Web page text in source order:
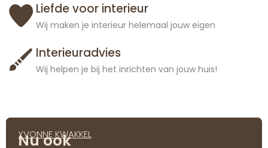
Liefde voor interieur
Wij maken je interieur helemaal jouw eigen
Interieuradvies
Wij helpen je bij het inrichten van jouw huis!
YVONNE KWAKKEL
Nu ook